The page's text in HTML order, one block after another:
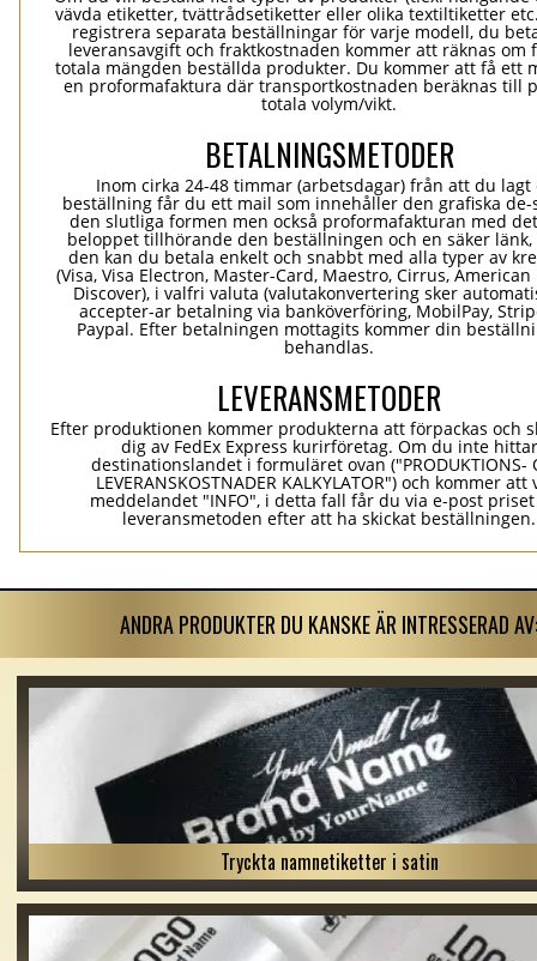
vävda etiketter, tvättrådsetiketter eller olika textiltiketter
registrera separata beställningar för varje modell, du
leveransavgift och fraktkostnaden kommer att räknas om
totala mängden beställda produkter. Du kommer att få ett
en proformafaktura där transportkostnaden beräknas till
totala volym/vikt.
BETALNINGSMETODER
Inom cirka 24-48 timmar (arbetsdagar) från att du
beställning får du ett mail som innehåller den grafiska
den slutliga formen men också proformafakturan med
beloppet tillhörande den beställningen och en säker länk,
den kan du betala enkelt och snabbt med alla typer av
(Visa, Visa Electron, Master-Card, Maestro, Cirrus, American
Discover), i valfri valuta (valutakonvertering sker
accepter-ar betalning via banköverföring, MobilPay,
Paypal. Efter betalningen mottagits kommer din
behandlas.
LEVERANSMETODER
Efter produktionen kommer produkterna att förpackas och
dig av FedEx Express kurirföretag. Om du inte hittar
destinationslandet i formuläret ovan ("PRODUKTIONS-
LEVERANSKOSTNADER KALKYLATOR") och kommer att
meddelandet "INFO", i detta fall får du via e-post
leveransmetoden efter att ha skickat beställningen.
ANDRA PRODUKTER DU KANSKE ÄR INTRESSERAD
Tryckta namnetiketter i satin